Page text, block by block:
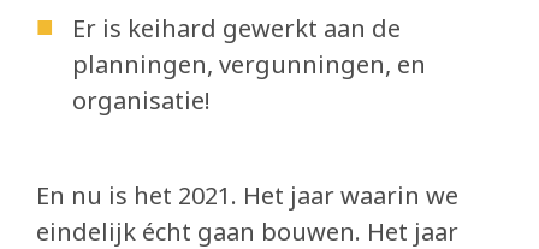
In de media
Er is keihard gewerkt aan de
planningen, vergunningen, en
organisatie!
En nu is het 2021. Het jaar waarin we
eindelijk écht gaan bouwen. Het jaar